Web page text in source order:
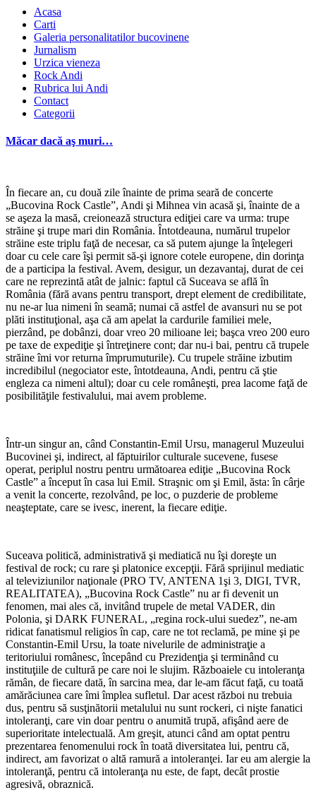
Acasa
Carti
Galeria personalitatilor bucovinene
Jurnalism
Urzica vieneza
Rock Andi
Rubrica lui Andi
Contact
Categorii
Măcar dacă aş muri…
În fiecare an, cu două zile înainte de prima seară de concerte
„Bucovina Rock Castle”, Andi şi Mihnea vin acasă şi, înainte de a
se aşeza la masă, creionează structura ediţiei care va urma: trupe
străine şi trupe mari din România. Întotdeauna, numărul trupelor
străine este triplu faţă de necesar, ca să putem ajunge la înţelegeri
doar cu cele care îşi permit să-şi ignore cotele europene, din dorinţa
de a participa la festival. Avem, desigur, un dezavantaj, durat de cei
care ne reprezintă atât de jalnic: faptul că Suceava se află în
România (fără avans pentru transport, drept element de credibilitate,
nu ne-ar lua nimeni în seamă; numai că astfel de avansuri nu se pot
plăti instituţional, aşa că am apelat la cardurile familiei mele,
pierzând, pe dobânzi, doar vreo 20 milioane lei; başca vreo 200 euro
pe taxe de expediţie şi întreţinere cont; dar nu-i bai, pentru că trupele
străine îmi vor returna împrumuturile). Cu trupele străine izbutim
incredibilul (negociator este, întotdeauna, Andi, pentru că ştie
engleza ca nimeni altul); doar cu cele româneşti, prea lacome faţă de
posibilităţile festivalului, mai avem probleme.
Într-un singur an, când Constantin-Emil Ursu, managerul Muzeului
Bucovinei şi, indirect, al făptuirilor culturale sucevene, fusese
operat, periplul nostru pentru următoarea ediţie „Bucovina Rock
Castle” a început în casa lui Emil. Straşnic om şi Emil, ăsta: în cârje
a venit la concerte, rezolvând, pe loc, o puzderie de probleme
neaşteptate, care se ivesc, inerent, la fiecare ediţie.
Suceava politică, administrativă şi mediatică nu îşi doreşte un
festival de rock; cu rare şi platonice excepţii. Fără sprijinul mediatic
al televiziunilor naţionale (PRO TV, ANTENA 1şi 3, DIGI, TVR,
REALITATEA), „Bucovina Rock Castle” nu ar fi devenit un
fenomen, mai ales că, invitând trupele de metal VADER, din
Polonia, şi DARK FUNERAL, „regina rock-ului suedez”, ne-am
ridicat fanatismul religios în cap, care ne tot reclamă, pe mine şi pe
Constantin-Emil Ursu, la toate nivelurile de administraţie a
teritoriului românesc, începând cu Prezidenţia şi terminând cu
instituţiile de cultură pe care noi le slujim. Războaiele cu intoleranţa
rămân, de fiecare dată, în sarcina mea, dar le-am făcut faţă, cu toată
amărăciunea care îmi împlea sufletul. Dar acest război nu trebuia
dus, pentru să susţinătorii metalului nu sunt rockeri, ci nişte fanatici
intoleranţi, care vin doar pentru o anumită trupă, afişând aere de
superioritate intelectuală. Am greşit, atunci când am optat pentru
prezentarea fenomenului rock în toată diversitatea lui, pentru că,
indirect, am favorizat o altă ramură a intoleranţei. Iar eu am alergie la
intoleranţă, pentru că intoleranţa nu este, de fapt, decât prostie
agresivă, obraznică.